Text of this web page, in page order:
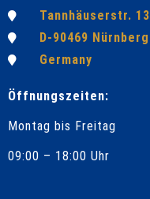
Tannhäuserstr. 13
D-90469 Nürnberg
Germany
Öffnungszeiten:
Montag bis Freitag
09:00 – 18:00 Uhr